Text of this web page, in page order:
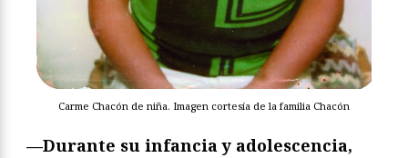
Carme Chacón de niña. Imagen cortesía de la familia Chacón
—Durante su infancia y adolescencia,